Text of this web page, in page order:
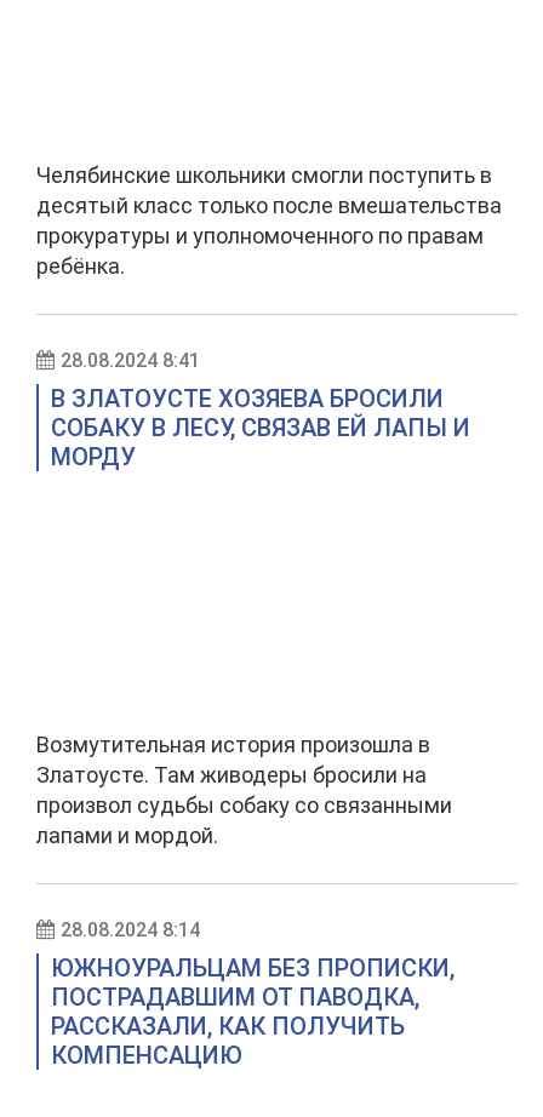
Челябинские школьники смогли поступить в
десятый класс только после вмешательства
прокуратуры и уполномоченного по правам
ребёнка.
28.08.2024 8:41
В ЗЛАТОУСТЕ ХОЗЯЕВА БРОСИЛИ
СОБАКУ В ЛЕСУ, СВЯЗАВ ЕЙ ЛАПЫ И
МОРДУ
Возмутительная история произошла в
Златоусте. Там живодеры бросили на
произвол судьбы собаку со связанными
лапами и мордой.
28.08.2024 8:14
ЮЖНОУРАЛЬЦАМ БЕЗ ПРОПИСКИ,
ПОСТРАДАВШИМ ОТ ПАВОДКА,
РАССКАЗАЛИ, КАК ПОЛУЧИТЬ
КОМПЕНСАЦИЮ